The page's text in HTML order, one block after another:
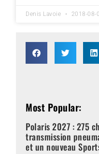
Denis Lavoie 2018-08-
Most Popular:
Polaris 2027 : 275
transmission
et un nouveau